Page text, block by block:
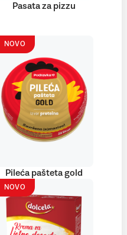
Pasata za pizzu
NOVO
Pileća pašteta gold
NOVO